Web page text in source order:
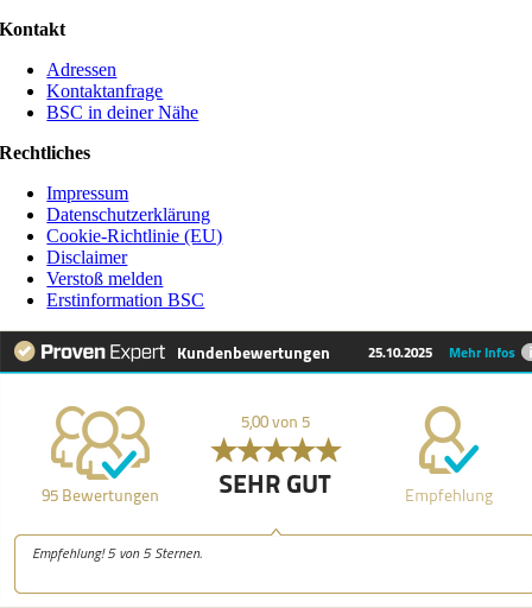
Kontakt
Adressen
Kontaktanfrage
BSC in deiner Nähe
Rechtliches
Impressum
Datenschutzerklärung
Cookie-Richtlinie (EU)
Disclaimer
Verstoß melden
Erstinformation BSC